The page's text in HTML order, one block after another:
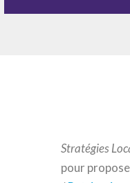
Stratégies
pour